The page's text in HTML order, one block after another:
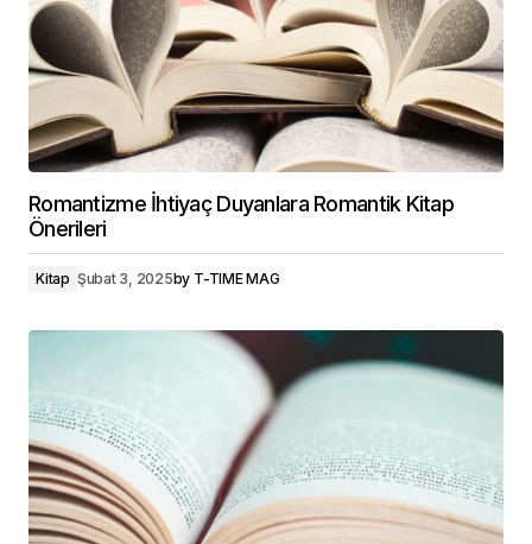
Romantizme İhtiyaç Duyanlara Romantik Kitap
Önerileri
Kitap Şubat 3, 2025by T-TIME MAG